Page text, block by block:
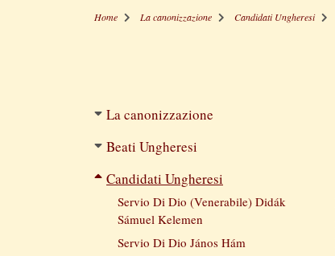
Home La canonizzazione Candidati Ungheresi
Filtered
navigation
La canonizzazione
Beati Ungheresi
Candidati Ungheresi
Servio Di Dio (Venerabile) Didák
Sámuel Kelemen
Servio Di Dio János Hám